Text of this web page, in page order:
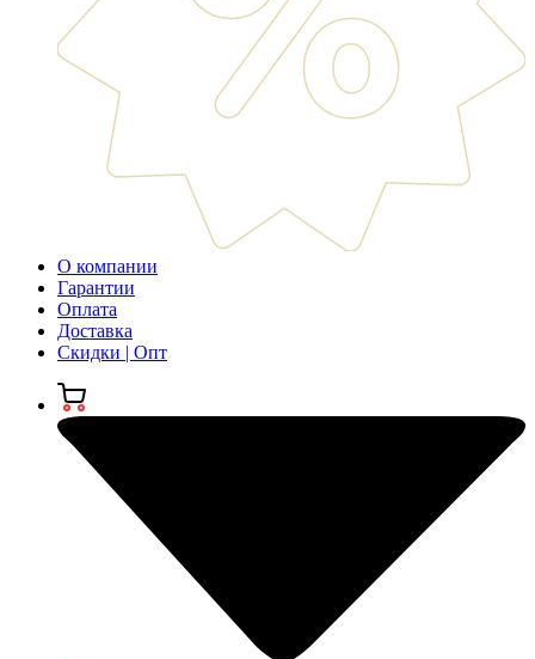
О компании
Гарантии
Оплата
Доставка
Скидки | Опт